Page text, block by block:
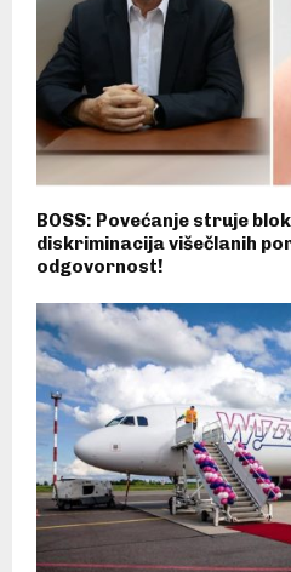
BOSS: Povećanje struje
diskriminacija višečlanih
odgovornost!